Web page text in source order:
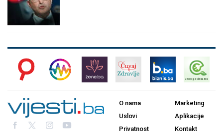
O nama
Uslovi
Privatnost
Marketing
Aplikacije
Kontakt